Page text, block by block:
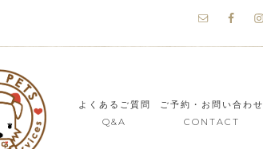
よくあるご質問
Q&A
ご予約・お問い合わせ
CONTACT